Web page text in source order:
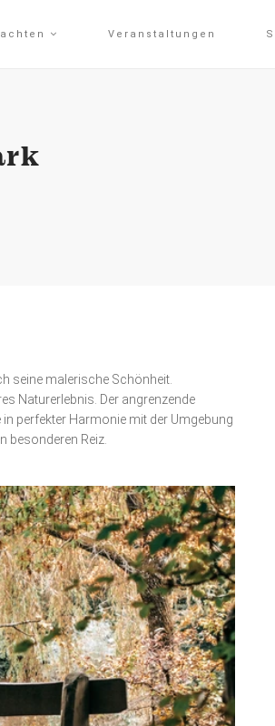
Veranstaltungen
seine malerische Schönheit.
Naturerlebnis. Der angrenzende
perfekter Harmonie mit der Umgebung
besonderen Reiz.